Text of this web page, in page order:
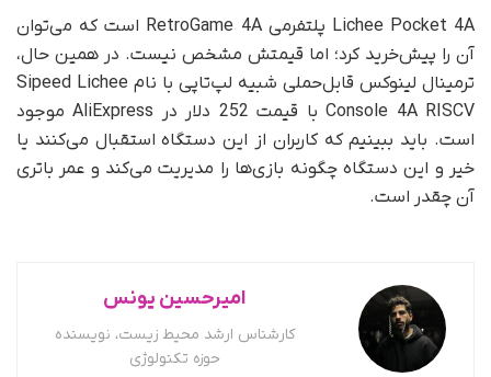
Lichee Pocket 4A پلتفرمی RetroGame 4A است که می‌توان
آن را پیش‌خرید کرد؛ اما قیمتش مشخص نیست. در همین حال،
ترمینال لینوکس قابل‌حملی شبیه لپ‌تاپی با نام Sipeed Lichee
Console 4A RISCV با قیمت 252 دلار در AliExpress موجود
است. باید ببینیم که کاربران از این دستگاه استقبال می‌کنند یا
خیر و این دستگاه چگونه بازی‌ها را مدیریت می‌کند و عمر باتری
آن چقدر است.
امیرحسین یونس
کارشناس ارشد محیط زیست، نویسنده
حوزه تکنولوژی